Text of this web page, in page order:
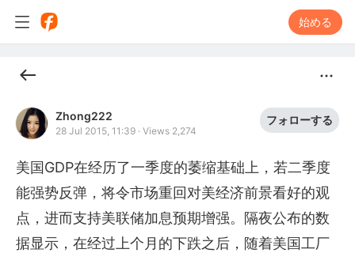
始める
Zhong222
28 Jul 2015, 11:39 · Views 2,274
フォローする
美国GDP在经历了一季度的萎缩基础上，若二季度
能强势反弹，将令市场重回对美经济前景看好的观
点，进而支持美联储加息预期增强。隔夜公布的数
据显示，在经过上个月的下跌之后，随着美国工厂